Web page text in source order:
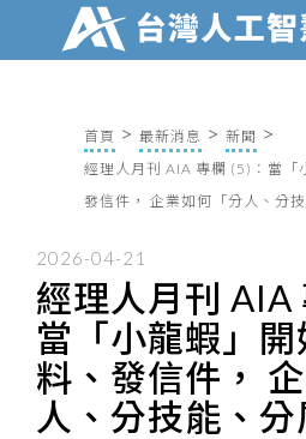
首頁 最新消息
新聞
經理人月刊 AIA 專欄 (5)：當「
發信件， 企業如何「分人、分
2026-04-21
經理人月刊 AIA
當「小龍蝦」
料、發信件，
人、分技能、